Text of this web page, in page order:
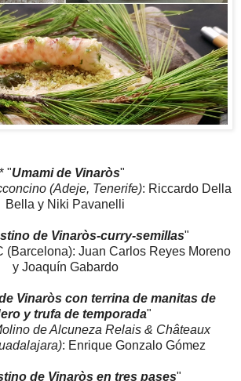
* "Umami de Vinaròs"
(Adeje, Tenerife): Riccardo Della
Bella y Niki Pavanelli
de Vinaròs-curry-semillas"
(Barcelona): Juan Carlos Reyes Moreno
y Joaquín Gabardo
Vinaròs con terrina de manitas de
y trufa de temporada"
de Alcuneza Relais & Châteaux
: Enrique Gonzalo Gómez
de Vinaròs en tres pases"